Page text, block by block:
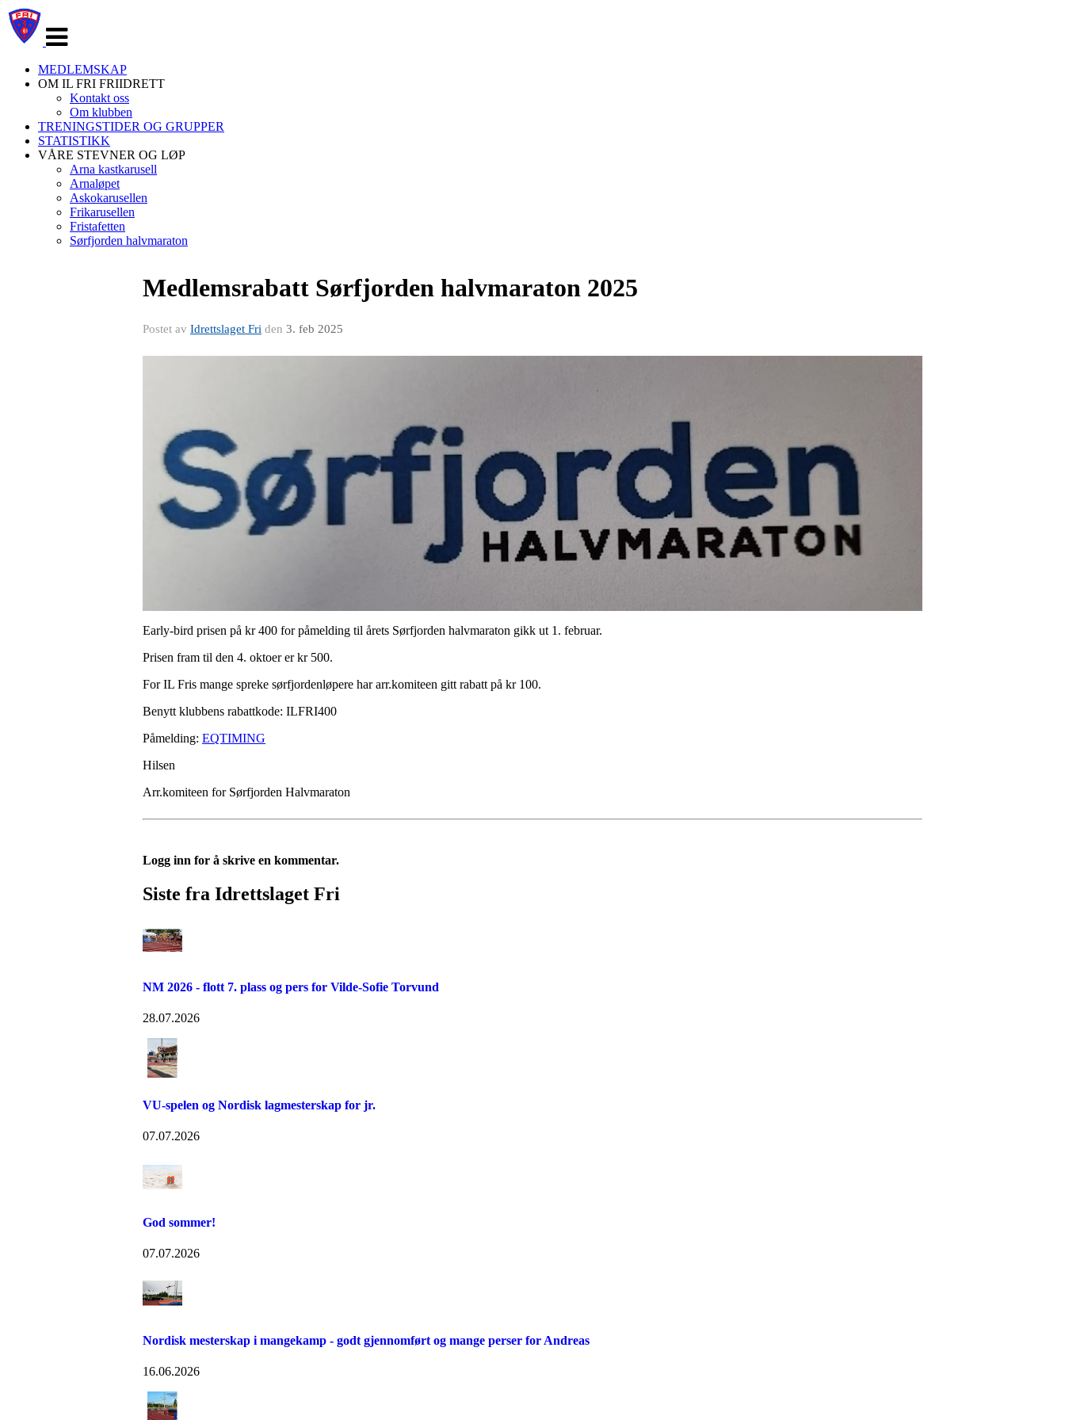
navigasjon
MEDLEMSKAP
OM IL FRI FRIIDRETT
Kontakt oss
Om klubben
TRENINGSTIDER OG GRUPPER
STATISTIKK
VÅRE STEVNER OG LØP
Arna kastkarusell
Arnaløpet
Askokarusellen
Frikarusellen
Fristafetten
Sørfjorden halvmaraton
Medlemsrabatt Sørfjorden halvmaraton 2025
Postet av Idrettslaget Fri den 3. feb 2025
Early-bird prisen på kr 400 for påmelding til årets Sørfjorden halvmaraton gikk ut 1. februar.
Prisen fram til den 4. oktoer er kr 500.
For IL Fris mange spreke sørfjordenløpere har arr.komiteen gitt rabatt på kr 100.
Benytt klubbens rabattkode: ILFRI400
Påmelding: EQTIMING
Hilsen
Arr.komiteen for Sørfjorden Halvmaraton
Logg inn for å skrive en kommentar.
Siste fra Idrettslaget Fri
NM 2026 - flott 7. plass og pers for Vilde-Sofie Torvund
28.07.2026
VU-spelen og Nordisk lagmesterskap for jr.
07.07.2026
God sommer!
07.07.2026
Nordisk mesterskap i mangekamp - godt gjennomført og mange perser for Andreas
16.06.2026